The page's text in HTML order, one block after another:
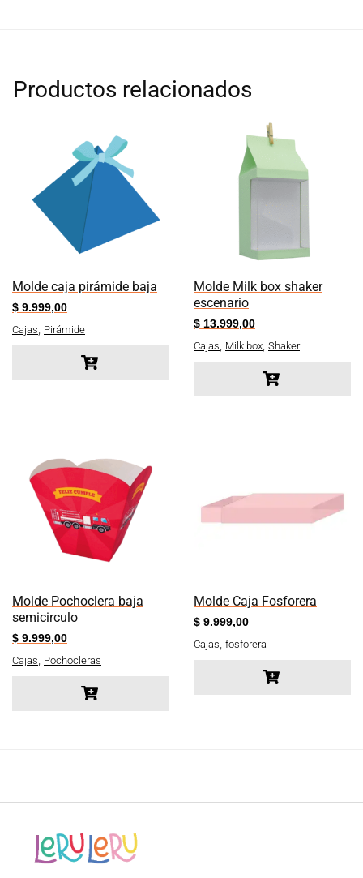
Productos relacionados
Molde caja pirámide baja
$ 9.999,00
Cajas Pirámide
Molde Milk box shaker
escenario
$ 13.999,00
Cajas Milk box Shaker
Molde Pochoclera baja
semicirculo
$ 9.999,00
Cajas Pochocleras
Molde Caja Fosforera
$ 9.999,00
Cajas fosforera